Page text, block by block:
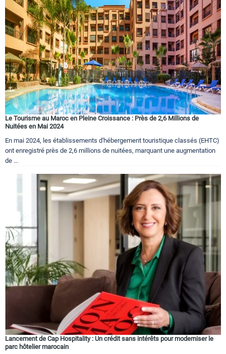
Le Tourisme au Maroc en Pleine Croissance : Près de 2,6 Millions de
Nuitées en Mai 2024
En mai 2024, les établissements d'hébergement touristique classés (EHTC)
ont enregistré près de 2,6 millions de nuitées, marquant une augmentation
de ...
Lancement de Cap Hospitality : Un crédit sans intérêts pour moderniser le
parc hôtelier marocain